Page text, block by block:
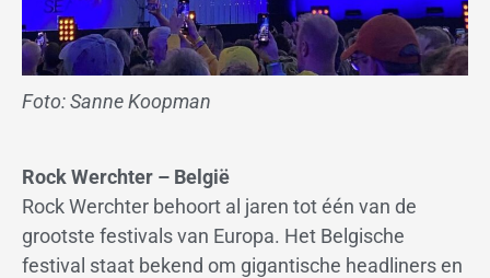
Foto: Sanne Koopman
Rock Werchter – België
Rock Werchter behoort al jaren tot één van de
grootste festivals van Europa. Het Belgische
festival staat bekend om gigantische headliners en